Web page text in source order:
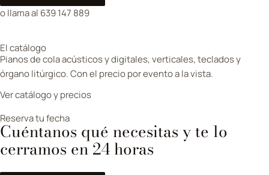
o llama al 639 147 889
El catálogo
Pianos de cola acústicos y digitales, verticales, teclados y
órgano litúrgico. Con el precio por evento a la vista.
Ver catálogo y precios
Reserva tu fecha
Cuéntanos qué necesitas y te lo
cerramos en 24 horas